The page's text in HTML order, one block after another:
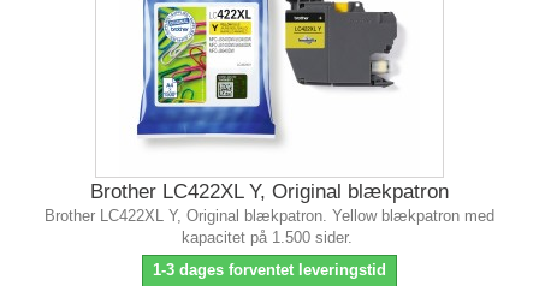
Brother LC422XL Y, Original blækpatron
Brother LC422XL Y, Original blækpatron. Yellow blækpatron med
kapacitet på 1.500 sider.
1-3 dages forventet leveringstid